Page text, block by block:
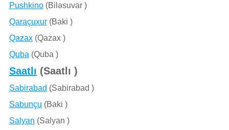
Pushkino(Bilǝsuvar )
Qaraçuxur(Baki )
Qazax(Qazax )
Quba (Quba )
Saatlı (Saatlı )
Sabirabad (Sabirabad )
Sabunçu (Baki )
Salyan (Salyan )